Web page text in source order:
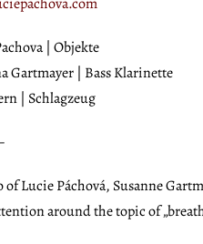
| Objekte
Gartmayer | Bass Klarinette
| Schlagzeug
of Lucie Páchová, Susanne
around the topic of